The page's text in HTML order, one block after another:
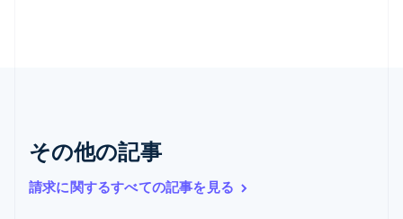
その他の記事
請求に関するすべての記事を見る
English
シンガポール
スイス